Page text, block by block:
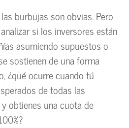
burbujas son obvias. Pero
si los inversores están
asumiendo supuestos o
sostienen de una forma
¿qué ocurre cuando tú
de todas las
obtienes una cuota de